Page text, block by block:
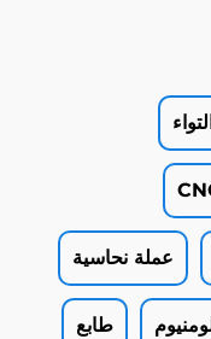
عملة نحاسية
طابع